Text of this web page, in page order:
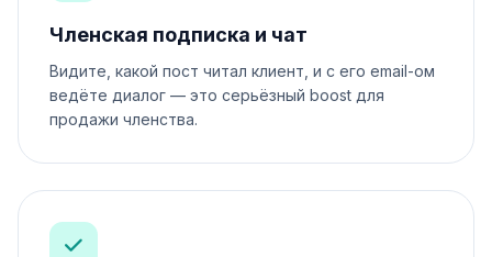
Членская подписка и чат
Видите, какой пост читал клиент, и с его email-ом
ведёте диалог — это серьёзный boost для
продажи членства.